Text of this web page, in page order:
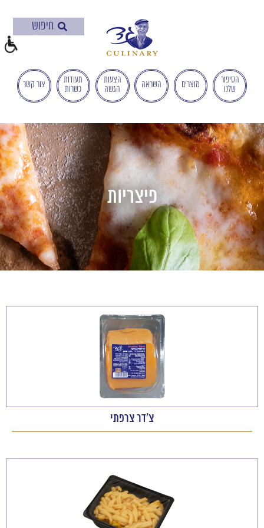
הישראלי
לְהַנְגָּשָׁת
אָתָרִים".
הַמְּסַיַּעַת
לִנְגִישׁוּת
הָאֲתָר.
לִפְתִיחַת
תַּפְרִיט
הֵנְּגִישׁוּת
לְחַץ
ALT+0
הסיפור
שלנו
מוצרים השראה
הצעות
הגשה
תעודות
כשרות
צור קשר
פיצריות
צ'דר צרפתי